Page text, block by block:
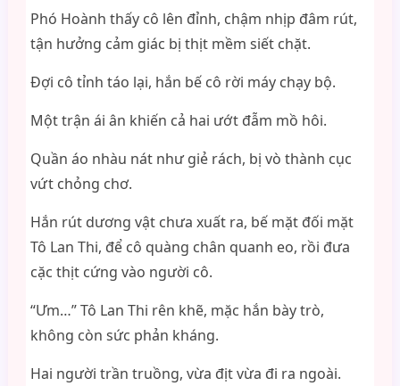
Phó Hoành thấy cô lên đỉnh, chậm nhịp đâm rút,
tận hưởng cảm giác bị thịt mềm siết chặt.
Đợi cô tỉnh táo lại, hắn bế cô rời máy chạy bộ.
Một trận ái ân khiến cả hai ướt đẫm mồ hôi.
Quần áo nhàu nát như giẻ rách, bị vò thành cục
vứt chỏng chơ.
Hắn rút dương vật chưa xuất ra, bế mặt đối mặt
Tô Lan Thi, để cô quàng chân quanh eo, rồi đưa
cặc thịt cứng vào người cô.
“Ưm…” Tô Lan Thi rên khẽ, mặc hắn bày trò,
không còn sức phản kháng.
Hai người trần truồng, vừa địt vừa đi ra ngoài.